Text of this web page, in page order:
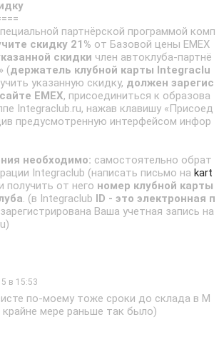
партнёрской программой комп
скидку 21% от Базовой цены EMEX
скидки член автоклуба-партнё
(держатель клубной карты Integraclu
указанную скидку, должен зарегис
EMEX, присоединиться к образова
Integraclub.ru, нажав клавишу «Присоед
предусмотренную интерфейсом инфор
необходимо: самостоятельно обрат
Integraclub (написать письмо на kart
получить от него номер клубной карты
. (в Integraclub ID - это электронная п
Ваша учетная запись на
в 15:53
по-моему тоже сроки до склада в М
мере раньше так было)